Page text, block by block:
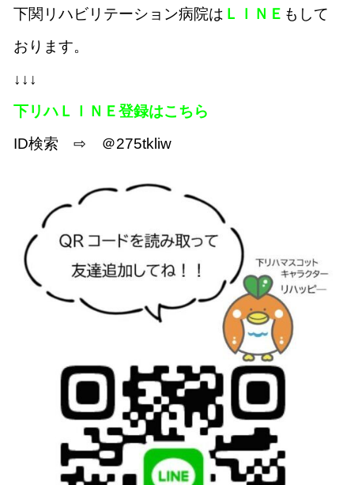
下関リハビリテーション病院は ＬＩＮＥ もして
おります。
↓↓↓
下リハＬＩＮＥ登録はこちら
ID検索 ⇨ ＠275tkliw